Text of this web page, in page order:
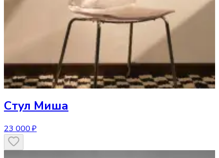
Стул Миша
23 000 ₽